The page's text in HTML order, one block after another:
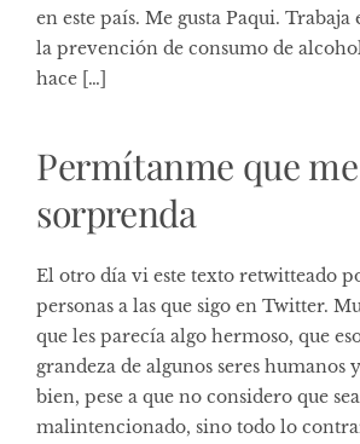
en este país. Me gusta Paqui.
la prevención de consumo de
hace […]
Permítanme que me
sorprenda
El otro día vi este texto retwitteado
personas a las que sigo en Twitter.
que les parecía algo hermoso, que
grandeza de algunos seres humanos
bien, pese a que no considero que
malintencionado, sino todo lo